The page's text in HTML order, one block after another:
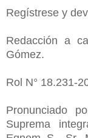
Regístrese y
Redacción a
Gómez.
Rol N° 18.231-
Pronunciado
Suprema